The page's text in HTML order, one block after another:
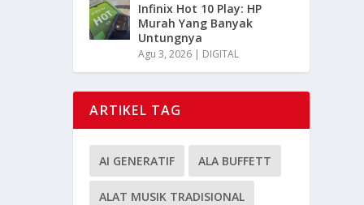
Infinix Hot 10 Play: HP
Murah Yang Banyak
Untungnya
Agu 3, 2026 | DIGITAL
ARTIKEL TAG
AI GENERATIF ALA BUFFETT
ALAT MUSIK TRADISIONAL